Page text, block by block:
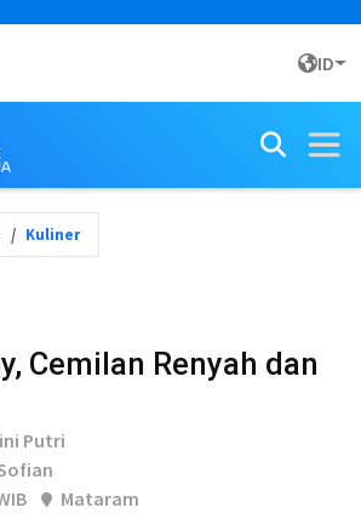
ID
Kuliner
Cemilan Renyah dan
Putri
Mataram